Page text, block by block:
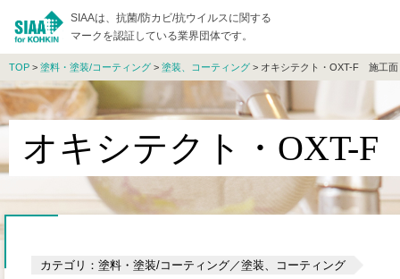
SIAAは、抗菌/防カビ/抗ウイルスに関する
マークを認証している業界団体です。
TOP > 塗料・塗装/コーティング > 塗装、コーティング > オキシテクト・OXT-F 施工面
オキシテクト・OXT-
カテゴリ：塗料・塗装/コーティング／塗装、コーティング